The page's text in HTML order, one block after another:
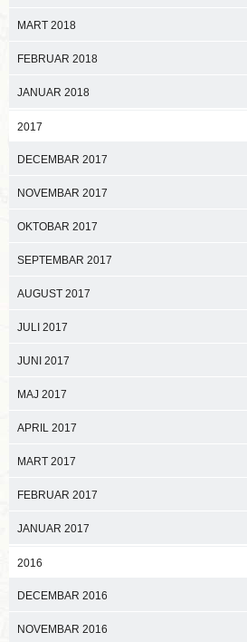
MART 2018
FEBRUAR 2018
JANUAR 2018
2017
DECEMBAR 2017
NOVEMBAR 2017
OKTOBAR 2017
SEPTEMBAR 2017
AUGUST 2017
JULI 2017
JUNI 2017
MAJ 2017
APRIL 2017
MART 2017
FEBRUAR 2017
JANUAR 2017
2016
DECEMBAR 2016
NOVEMBAR 2016